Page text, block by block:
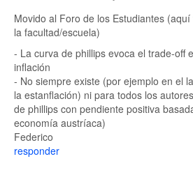
Movido al Foro de los Estudiantes
la facultad/escuela)
- La curva de phillips evoca el trade-off
inflación
- No siempre existe (por ejemplo en el
la estanflación) ni para todos los
de phillips con pendiente positiva
economía austríaca)
Federico
responder